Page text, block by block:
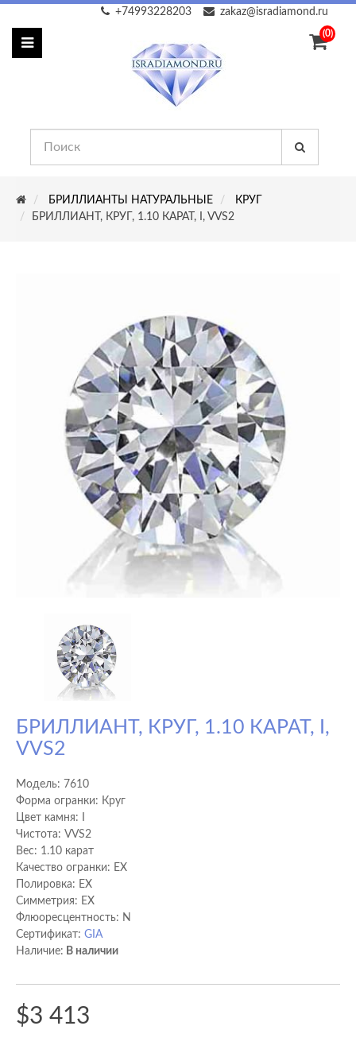
zakaz@isradiamond.ru
+74993228203
(0)
БРИЛЛИАНТЫ НАТУРАЛЬНЫЕ
КРУГ
БРИЛЛИАНТ, КРУГ, 1.10 КАРАТ, I, VVS2
БРИЛЛИАНТ, КРУГ, 1.10 КАРАТ, I,
VVS2
Модель: 7610
Форма огранки: Круг
Цвет камня: I
Чистота: VVS2
Вес: 1.10 карат
Качество огранки: EX
Полировка: EX
Cимметрия: EX
Флюоресцентность: N
Сертификат: GIA
Наличие: В наличии
$3 413